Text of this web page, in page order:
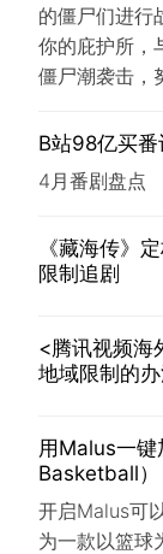
的僵尸们进行
你的庇护所，
僵尸潮袭击，
B站98亿买
4月番剧盘点
《藏海传》
限制追剧
<腾讯视频海
地域限制的
用Malus一
Basketball）
开启Malus可
为一款以篮球